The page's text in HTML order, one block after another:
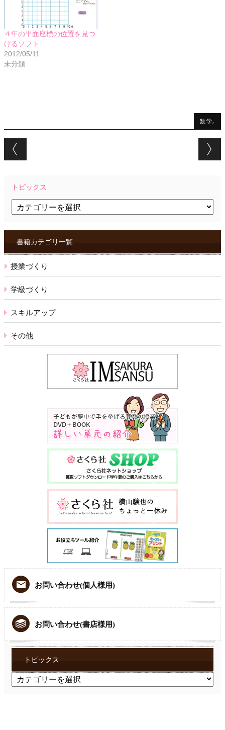
４年の平面座標の位置を見つ
けるソフト
2012/05/11
未分類
数学,
Post navigation
トピックス
ク
ス書籍カテゴリ一覧
授業づくり
学級づくり
スキルアップ
その他
お問い合わせ(個人様用)
お問い合わせ(書店様用)
トピックス
ト